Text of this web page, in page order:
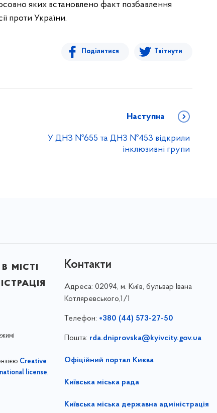
яких встановлено факт позбавлення
проти України.
Поділитися Твітнути
Наступна
У ДНЗ №655 та ДНЗ №453 відкрили
інклюзивні групи
місті
Creative
license,
Контакти
Адреса: 02094, м. Київ, бульвар Івана
Котляревського,1/1
Телефон: +380 (44) 573-27-50
Пошта: rda.dniprovska@kyivcity.gov.ua
Офіційний портал Києва
Київська міська рада
Київська міська державна адміністрація